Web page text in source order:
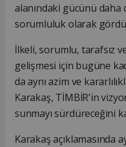
alanındaki gücünü daha
sorumluluk olarak
İlkeli, sorumlu, tarafsız
gelişmesi için bugüne
da aynı azim ve
Karakaş, TİMBİR'in
sunmayı sürdüreceğini
Karakaş açıklamasında